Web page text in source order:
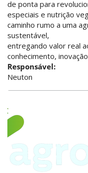
de ponta para
especiais e nutrição
caminho rumo a uma
sustentável,
entregando valor real
conhecimento,
Responsável:
Neuton